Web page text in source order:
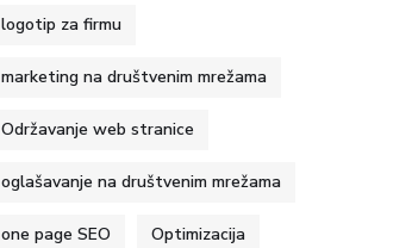
logotip za firmu
marketing na društvenim mrežama
Održavanje web stranice
oglašavanje na društvenim mrežama
one page SEO Optimizacija